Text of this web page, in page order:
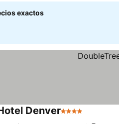
exactos
Denver4 Estrellas